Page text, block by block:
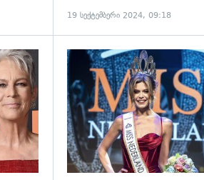
19 სექტემბერი 2024, 09:18
გადახედვა